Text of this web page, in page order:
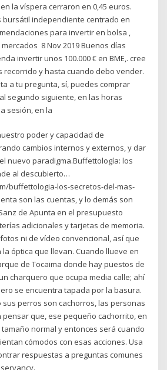
la víspera cerraron en 0,45 euros.
bursátil independiente centrado en
para invertir en bolsa ,
8 Nov 2019 Buenos días
invertir unos 100.000 € en BME,. cree
recorrido y hasta cuando debo vender.
a tu pregunta, sí, puedes comprar
segundo siguiente, en las horas
sesión, en la
poder y capacidad de
cambios internos y externos, y dar
nuevo paradigma.Buffettología: los
al descubierto…
buffettologia-los-secretos-del-mas-
son las cuentas, y lo demás son
de Apunta en el presupuesto
adicionales y tarjetas de memoria.
ni de vídeo convencional, así que
óptica que llevan. Cuando llueve en
de Tocaima donde hay puestos de
charquero que ocupa media calle; ahí
se encuentra tapada por la basura.
sus perros son cachorros, las personas
que, ese pequeño cachorrito, en
normal y entonces será cuando
cómodos con esas acciones. Usa
respuestas a preguntas comunes